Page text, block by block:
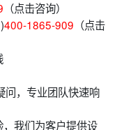
（点击咨询）
400-1865-909 （点击
问，专业团队快速响
我们为客户提供设